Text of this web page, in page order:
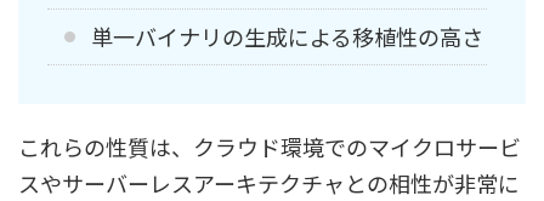
単一バイナリの生成による移植性の高さ
これらの性質は、クラウド環境でのマイクロサービ
スやサーバーレスアーキテクチャとの相性が非常に